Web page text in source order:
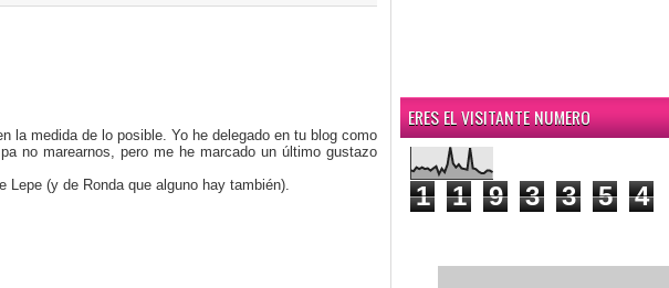
la medida de lo posible. Yo he delegado en tu blog como
no marearnos, pero me he marcado un último gustazo
(y de Ronda que alguno hay también).
ERES EL VISITANTE NUMERO
1 1 9 3 3 5 4